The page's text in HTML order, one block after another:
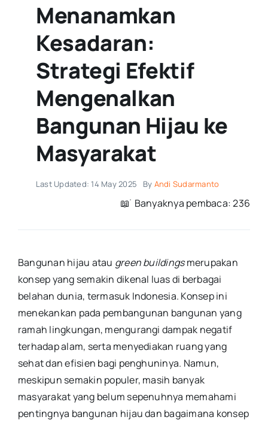
Menanamkan
Kesadaran:
Strategi Efektif
Mengenalkan
Bangunan Hijau ke
Masyarakat
Last Updated: 14 May 2025 By Andi Sudarmanto
📖 ࣪ Banyaknya pembaca: 236
Bangunan hijau atau green buildingsmerupakan
konsep yang semakin dikenal luas di berbagai
belahan dunia, termasuk Indonesia. Konsep ini
menekankan pada pembangunan bangunan yang
ramah lingkungan, mengurangi dampak negatif
terhadap alam, serta menyediakan ruang yang
sehat dan efisien bagi penghuninya. Namun,
meskipun semakin populer, masih banyak
masyarakat yang belum sepenuhnya memahami
pentingnya bangunan hijau dan bagaimana konsep